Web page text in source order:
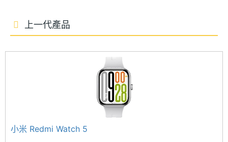
邊的微凸不鏽鋼錶冠，操作更順手；全新的次要按鍵
可一鍵開啟常用功能。
REDMI Watch 6 NFC 內建 550mAh 電池，官方表示
在輕度使用情況下，最長可提供高達約 24 天續航
力；一般使用與重度使用情況下，續航表現分別可達
約 12 天與 7 天。充電採用磁吸式接點設計，操作簡單
單機使
用時間
24 day
主螢幕
解析度
上一代產品
小米 Redmi Watch 5